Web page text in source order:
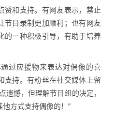
赞和支持。有网友表示，禁止
节目录制更加顺利；也有网友
的一种积极引导，有助于培养
过应援物来表达对偶像的喜
支持。有粉丝在社交媒体上留
遗憾，但理解节目组的决定，
方式支持偶像的！”